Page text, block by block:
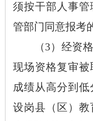
须按干部人事
管部门同意报考
（3）经资
现场资格复审
成绩从高分到
设岗县（区）